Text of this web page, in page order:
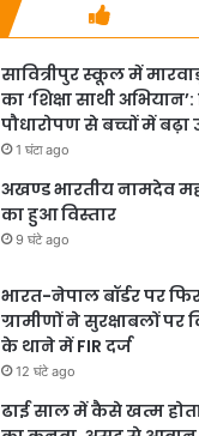
सावित्रीपुर स्कूल में
का ‘शिक्षा साथी
पौधारोपण से बच्चों में बढ़ा
1 घंटा ago
अखण्ड भारतीय नामदेव
का हुआ विस्तार
9 घंटे ago
भारत-नेपाल बॉर्डर पर
ग्रामीणों ने सुरक्षाबलों पर
के थाने में FIR दर्ज
12 घंटे ago
ढाई साल में कैसे खत्म